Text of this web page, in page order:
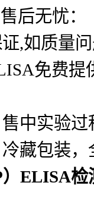
后无忧：
,如质量
免费
中实验
藏包装，
ELISA检